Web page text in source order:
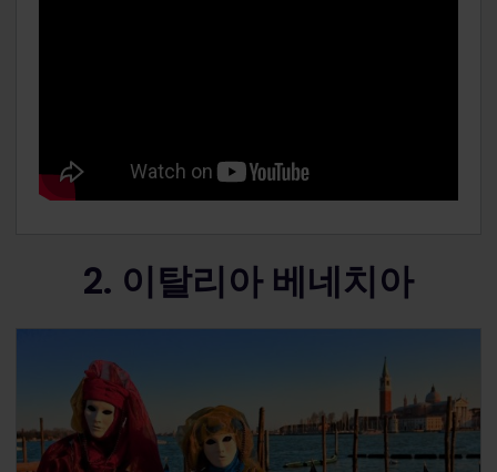
2. 이탈리아 베네치아